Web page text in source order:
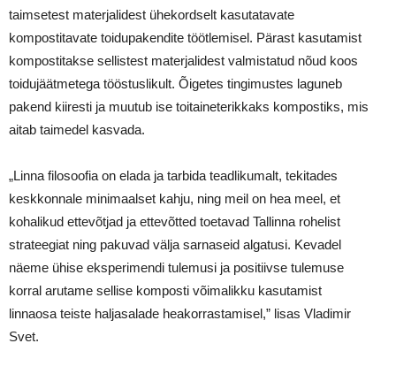
taimsetest materjalidest ühekordselt kasutatavate
kompostitavate toidupakendite töötlemisel. Pärast kasutamist
kompostitakse sellistest materjalidest valmistatud nõud koos
toidujäätmetega tööstuslikult. Õigetes tingimustes laguneb
pakend kiiresti ja muutub ise toitaineterikkaks kompostiks, mis
aitab taimedel kasvada.
„Linna filosoofia on elada ja tarbida teadlikumalt, tekitades
keskkonnale minimaalset kahju, ning meil on hea meel, et
kohalikud ettevõtjad ja ettevõtted toetavad Tallinna rohelist
strateegiat ning pakuvad välja sarnaseid algatusi. Kevadel
näeme ühise eksperimendi tulemusi ja positiivse tulemuse
korral arutame sellise komposti võimalikku kasutamist
linnaosa teiste haljasalade heakorrastamisel,” lisas Vladimir
Svet.